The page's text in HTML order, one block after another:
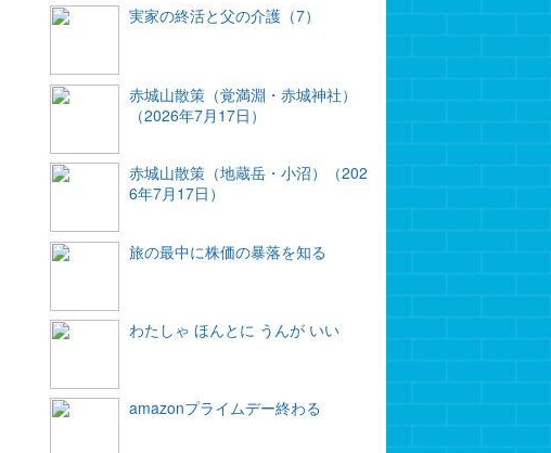
実家の終活と父の介護（7）
赤城山散策（覚満淵・赤城神社）
（2026年7月17日）
赤城山散策（地蔵岳・小沼）（202
6年7月17日）
旅の最中に株価の暴落を知る
わたしゃ ほんとに うんが いい
amazonプライムデー終わる